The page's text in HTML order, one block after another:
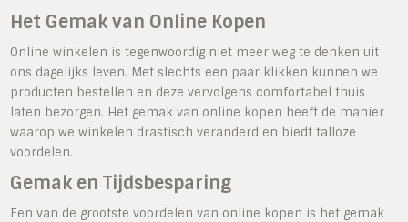
Het Gemak van Online Kopen
Online winkelen is tegenwoordig niet meer weg te denken uit
ons dagelijks leven. Met slechts een paar klikken kunnen we
producten bestellen en deze vervolgens comfortabel thuis
laten bezorgen. Het gemak van online kopen heeft de manier
waarop we winkelen drastisch veranderd en biedt talloze
voordelen.
Gemak en Tijdsbesparing
Een van de grootste voordelen van online kopen is het gemak